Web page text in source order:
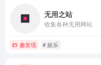
无用之站
收集各种无用网站
趣发现 # 娱乐